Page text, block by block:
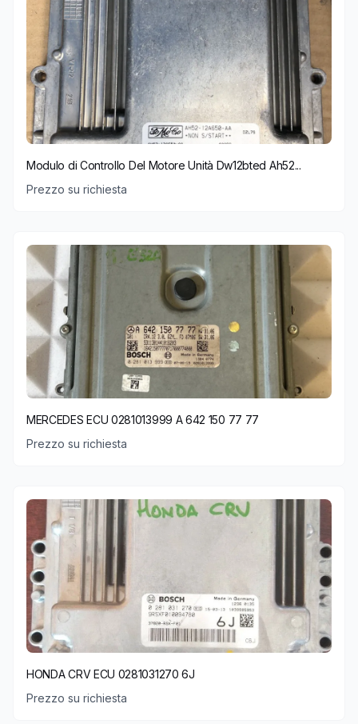
Modulo di Controllo Del Motore Unità Dw12bted Ah52...
Prezzo su richiesta
MERCEDES ECU 0281013999 A 642 150 77 77
Prezzo su richiesta
HONDA CRV ECU 0281031270 6J
Prezzo su richiesta